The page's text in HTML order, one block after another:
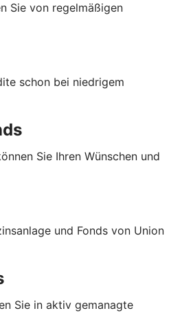
Sie von regelmäßigen
schon bei niedrigem
Sie Ihren Wünschen und
und Fonds von Union
Sie in aktiv gemanagte